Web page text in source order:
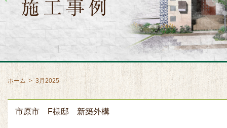
ホーム > 3月2025
市原市 F様邸 新築外構